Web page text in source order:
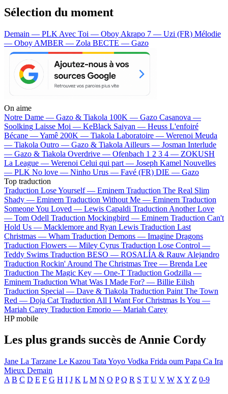
Sélection du moment
Demain — PLK Avec Toi — Oboy Akrapo 7 — Uzi (FR) Mélodie
— Oboy AMBER — Zola BECTE — Gazo
On aime
Notre Dame — Gazo & Tiakola 100K — Gazo Casanova —
Soolking Laisse Moi — KeBlack Saiyan — Heuss L'enfoiré
Bécane —Yamê 200K — Tiakola Laboratoire — Werenoi Meuda
— Tiakola Outro — Gazo & Tiakola Ailleurs — Josman Interlude
— Gazo & Tiakola Overdrive — Ofenbach 1 2 3 4 — ZOKUSH
La League — Werenoi Celui qui part — Joseph Kamel Nouvelles
— PLK No love — Ninho Urus — Favé (FR) DIE — Gazo
Top traduction
Traduction Lose Yourself — Eminem Traduction The Real Slim
Shady — Eminem Traduction Without Me — Eminem Traduction
Someone You Loved — Lewis Capaldi Traduction Another Love
— Tom Odell Traduction Mockingbird — Eminem Traduction Can't
Hold Us — Macklemore and Ryan Lewis Traduction Last
Christmas — Wham Traduction Demons — Imagine Dragons
Traduction Flowers — Miley Cyrus Traduction Lose Control —
Teddy Swims Traduction BESO — ROSALÍA & Rauw Alejandro
Traduction Rockin' Around The Christmas Tree — Brenda Lee
Traduction The Magic Key — One-T Traduction Godzilla —
Eminem Traduction What Was I Made For? — Billie Eilish
Traduction Special — Dave & Tiakola Traduction Paint The Town
Red — Doja Cat Traduction All I Want For Christmas Is You —
Mariah Carey Traduction Emorio — Mariah Carey
HP mobile
Les plus grands succès de Annie Cordy
Jane La Tarzane Le Kazou Tata Yoyo Vodka Frida oum Papa Ca Ira
Mieux Demain
A B C D E F G H I J K L M N O P Q R S T U V W X Y Z 0-9